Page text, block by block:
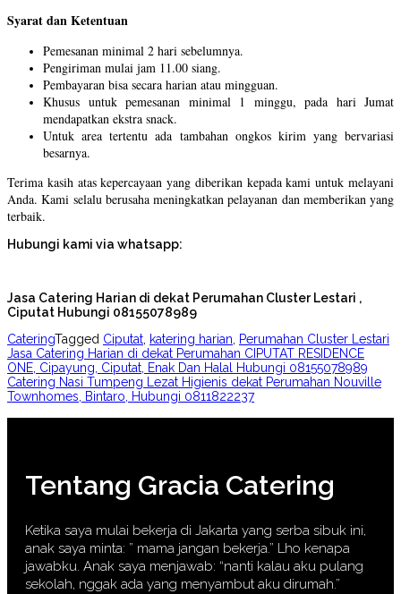
Syarat dan Ketentuan
Pemesanan minimal 2 hari sebelumnya.
Pengiriman mulai jam 11.00 siang.
Pembayaran bisa secara harian atau mingguan.
Khusus untuk pemesanan minimal 1 minggu, pada hari Jumat
mendapatkan ekstra snack.
Untuk area tertentu ada tambahan ongkos kirim yang bervariasi
besarnya.
Terima kasih atas kepercayaan yang diberikan kepada kami untuk melayani
Anda. Kami selalu berusaha meningkatkan pelayanan dan memberikan yang
terbaik.
Hubungi kami via whatsapp:
Jasa Catering Harian di dekat Perumahan Cluster Lestari ,
Ciputat Hubungi 08155078989
CateringTagged Ciputat, katering harian, Perumahan Cluster Lestari
Post
navigation
Jasa Catering Harian di dekat Perumahan CIPUTAT RESIDENCE
ONE, Cipayung, Ciputat, Enak Dan Halal Hubungi 08155078989
Catering Nasi Tumpeng Lezat Higienis dekat Perumahan Nouville
Townhomes, Bintaro, Hubungi 0811822237
Tentang Gracia Catering
Ketika saya mulai bekerja di Jakarta yang serba sibuk ini,
anak saya minta: ” mama jangan bekerja.” Lho kenapa
jawabku. Anak saya menjawab: “nanti kalau aku pulang
sekolah, nggak ada yang menyambut aku dirumah.”